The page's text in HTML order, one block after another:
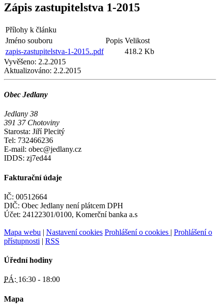
Zápis zastupitelstva 1-2015
Přílohy k článku
Jméno souboru
Popis Velikost
zapis-zastupitelstva-1-2015..pdf
418.2 Kb
Vyvěšeno: 2.2.2015
Aktualizováno: 2.2.2015
Obec Jedlany
Jedlany 38
391 37 Chotoviny
Starosta: Jiří Plecitý
Tel: 732466236
E-mail: obec@jedlany.cz
IDDS: zj7ed44
Fakturační údaje
IČ: 00512664
DIČ: Obec Jedlany není plátcem DPH
Účet: 24122301/0100, Komerční banka a.s
Mapa webu | Nastavení cookies Prohlášení o cookies | Prohlášení o
přístupnosti | RSS
Úřední hodiny
PÁ: 16:30 - 18:00
Mapa